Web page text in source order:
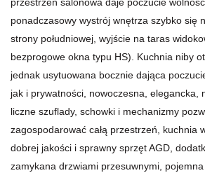
ponadczasowy wystrój wnętrza szybko się
strony południowej, wyjście na taras
bezprogowe okna typu HS). Kuchnia niby
jednak usytuowana bocznie dająca
jak i prywatności, nowoczesna, elegancka,
liczne szuflady, schowki i mechanizmy
zagospodarować całą przestrzeń, kuchnia
dobrej jakości i sprawny sprzęt AGD,
zamykana drzwiami przesuwnymi,